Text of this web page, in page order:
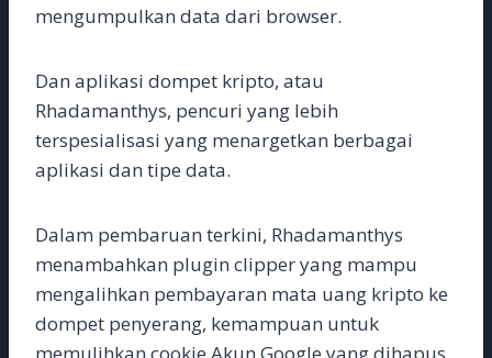
mengumpulkan data dari browser.
Dan aplikasi dompet kripto, atau
Rhadamanthys, pencuri yang lebih
terspesialisasi yang menargetkan berbagai
aplikasi dan tipe data.
Dalam pembaruan terkini, Rhadamanthys
menambahkan plugin clipper yang mampu
mengalihkan pembayaran mata uang kripto ke
dompet penyerang, kemampuan untuk